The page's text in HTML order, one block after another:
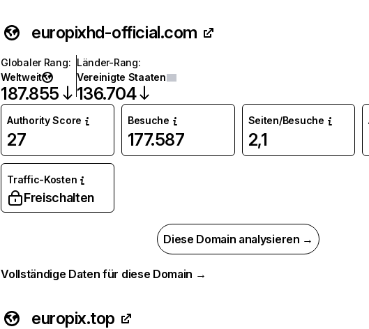
europixhd-official.com
Globaler Rang:
Weltweit
187.855
Länder-Rang:
Vereinigte Staaten
136.704
Authority Score
27
Besuche
177.587
Seiten/Besuche
2,1
Traffic-Kosten
Freischalten
Diese Domain analysieren →
Vollständige Daten für diese Domain →
europix.top